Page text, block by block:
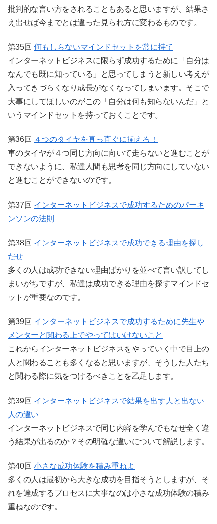
批判的な言い方をされることもあると思いますが、結果さ
え出せば今までとは違った見られ方に変わるものです。
第35回 何もしらないマインドセットを常に持て
インターネットビジネスに限らず成功するために「自分は
なんでも既に知っている」と思ってしまうと新しい考えが
入ってきづらくなり成長がなくなってしまいます。そこで
大事にしてほしいのがこの「自分は何も知らないんだ」と
いうマインドセットを持っておくことです。
第36回 ４つのタイヤを真っ直ぐに揃えろ！
車のタイヤが４つ同じ方向に向いて走らないと進むことが
できないように、私達人間も思考を同じ方向にしていない
と進むことができないのです。
第37回 インターネットビジネスで成功するためのパーキ
ンソンの法則
第38回 インターネットビジネスで成功できる理由を探し
だせ
多くの人は成功できない理由ばかりを並べて言い訳してし
まいがちですが、私達は成功できる理由を探すマインドセ
ットが重要なのです。
第39回 インターネットビジネスで成功するために先生や
メンターと関わる上でやってはいけないこと
これからインターネットビジネスをやっていく中で目上の
人と関わることも多くなると思いますが、そうした人たち
と関わる際に気をつけるべきことを乙足します。
第39回 インターネットビジネスで結果を出す人と出ない
人の違い
インターネットビジネスで同じ内容を学んでもなぜ全く違
う結果が出るのか？その明確な違いについて解説します。
第40回 小さな成功体験を積み重ねよ
多くの人は最初から大きな成功を目指そうとしますが、そ
れを達成するプロセスに大事なのは小さな成功体験の積み
重ねなのです。